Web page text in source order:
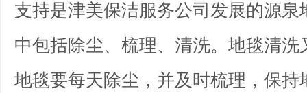
支持是津美保洁服务公司发展的源
中包括除尘、梳理、清洗。地毯清
地毯要每天除尘，并及时梳理，保